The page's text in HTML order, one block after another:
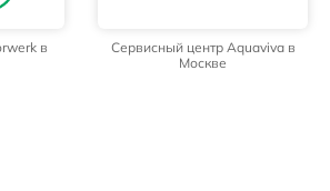
в
Сервисный центр Aquaviva в
Москве